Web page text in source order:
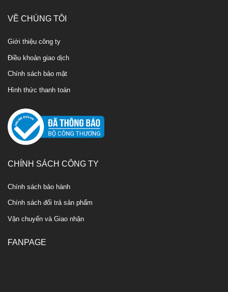
VỀ CHÚNG TÔI
Giới thiệu công ty
Điều khoản giao dịch
Chính sách bảo mật
Hình thức thanh toán
CHÍNH SÁCH CÔNG TY
Chính sách bảo hành
Chính sách đổi trả sản phẩm
Vận chuyển và Giao nhận
FANPAGE